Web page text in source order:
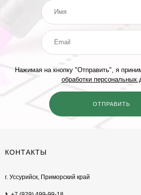
Нажимая на кнопку "Отправить", я
обработки персональных
КОНТАКТЫ
г. Уссурийск, Приморский край